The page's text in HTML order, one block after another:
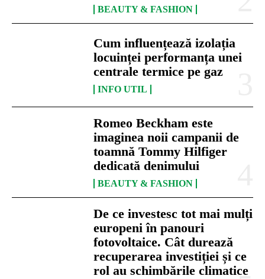
BEAUTY & FASHION
Cum influențează izolația
locuinței performanța unei
centrale termice pe gaz
INFO UTIL
Romeo Beckham este
imaginea noii campanii de
toamnă Tommy Hilfiger
dedicată denimului
BEAUTY & FASHION
De ce investesc tot mai mulți
europeni în panouri
fotovoltaice. Cât durează
recuperarea investiției și ce
rol au schimbările climatice